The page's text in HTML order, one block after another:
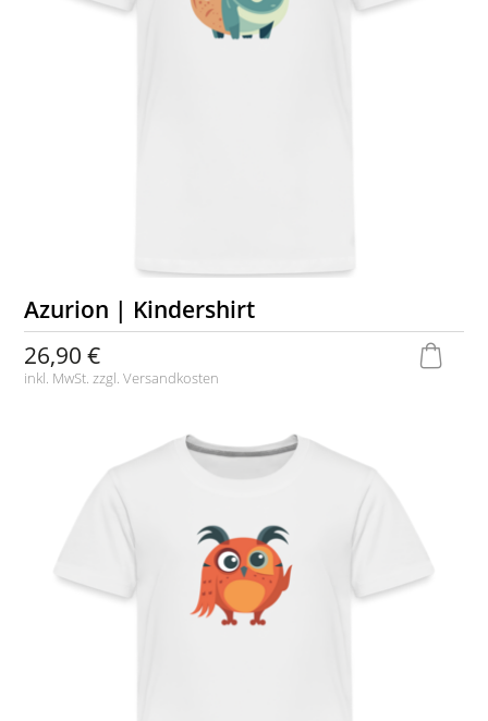
Azurion | Kindershirt
26,90 €
inkl. MwSt. zzgl.Versandkosten